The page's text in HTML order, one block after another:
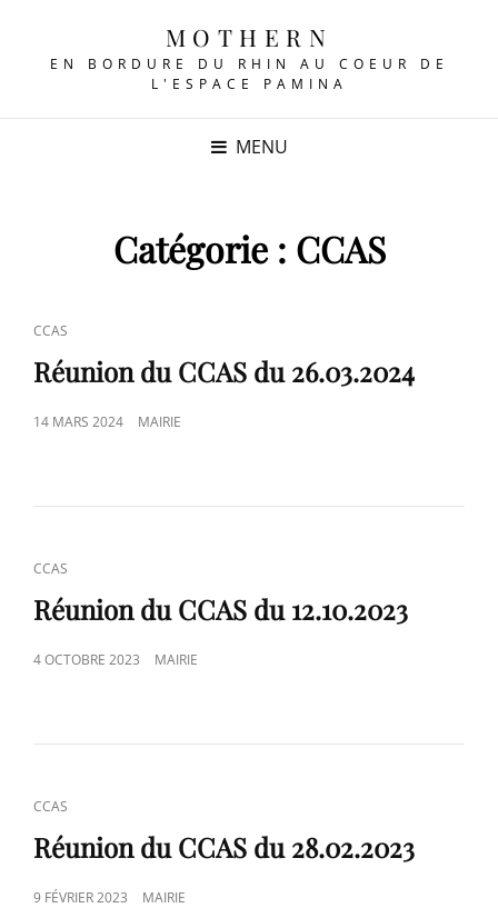
MOTHERN
EN BORDURE DU RHIN AU COEUR DE
L'ESPACE PAMINA
MENU
Catégorie : CCAS
CAT
LINKS
CCAS
Réunion du CCAS du 26.03.2024
POSTED
14 MARS 2024 MAIRIE
CAT
LINKS
CCAS
Réunion du CCAS du 12.10.2023
POSTED
4 OCTOBRE 2023 MAIRIE
CAT
LINKS
CCAS
Réunion du CCAS du 28.02.2023
POSTED
9 FÉVRIER 2023 MAIRIE